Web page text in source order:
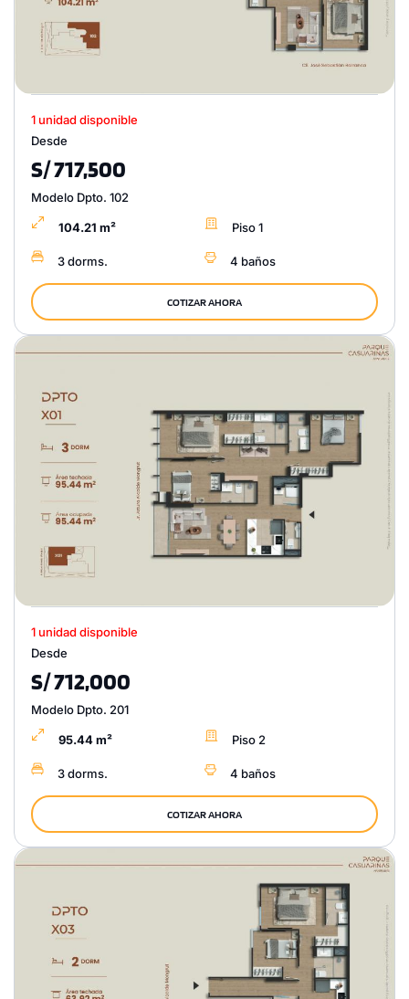
1 unidad disponible
Desde
S/ 717,500
Modelo Dpto. 102
104.21 m² Piso 1
3 dorms. 4 baños
COTIZAR AHORA
1 unidad disponible
Desde
S/ 712,000
Modelo Dpto. 201
95.44 m² Piso 2
3 dorms. 4 baños
COTIZAR AHORA